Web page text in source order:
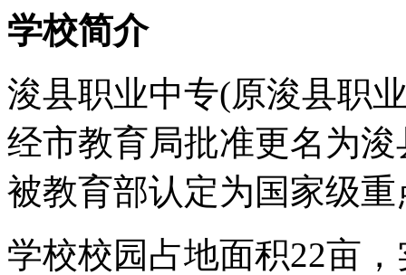
学校简介
浚县职业中专(原浚县职
经市教育局批准更名为
被教育部认定为国家级
学校校园占地面积22亩